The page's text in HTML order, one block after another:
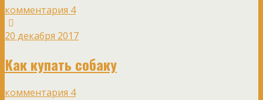
комментария 4
20 декабря 2017
Как купать собаку
комментария 4